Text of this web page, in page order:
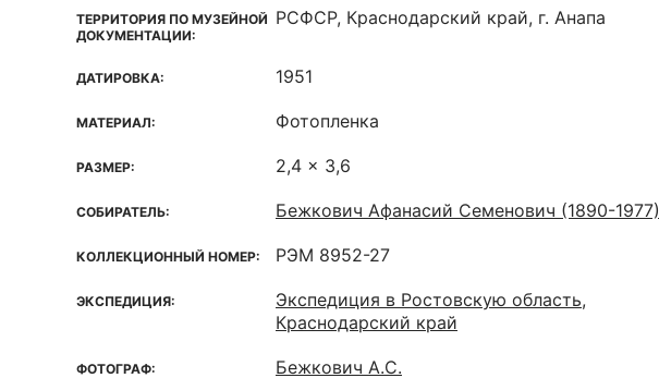
ТЕРРИТОРИЯ ПО МУЗЕЙНОЙ
ДОКУМЕНТАЦИИ:
РСФСР, Краснодарский край, г. Анапа
ДАТИРОВКА: 1951
МАТЕРИАЛ: Фотопленка
РАЗМЕР: 2,4 x 3,6
СОБИРАТЕЛЬ: Бежкович Афанасий Семенович (1890-1977)
КОЛЛЕКЦИОННЫЙ НОМЕР: РЭМ 8952-27
ЭКСПЕДИЦИЯ:
Экспедиция в Ростовскую область,
Краснодарский край
ФОТОГРАФ: Бежкович А.С.